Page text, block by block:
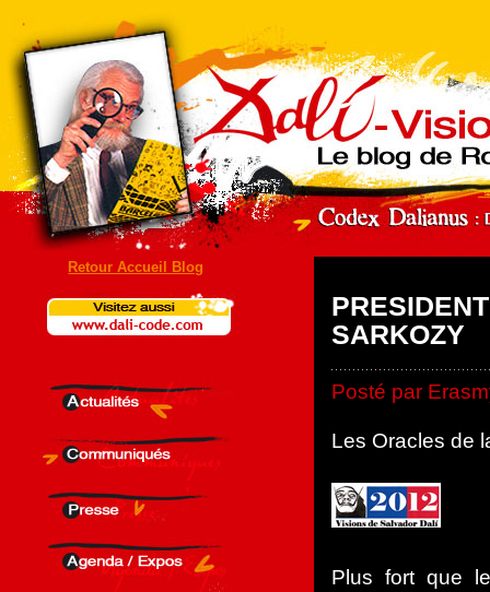
Retour Accueil Blog
SARKOZY
Posté par
Les Oracles de
Plus fort que